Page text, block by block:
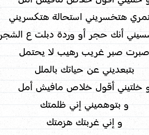
هتخسريني استحالة هتكسريني
أنك حجر أو وردة دبلت ع الشجر
صبرت صبر غريب رهيب لا يحتمل
بتبعديني عن حياتك بالملل
خلتيني أقول خلاص مافيش أمل
و بتوهميني إني ظلمتك
و إني غربتك هزمتك